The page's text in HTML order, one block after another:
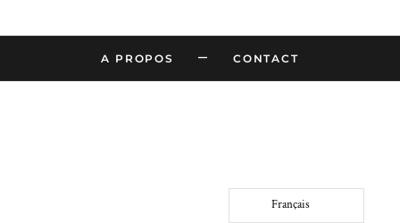
A PROPOS – CONTACT
Français